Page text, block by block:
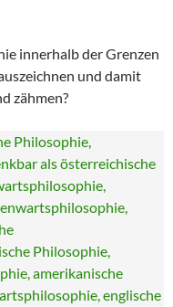
innerhalb der Grenzen
und damit
zähmen?
Philosophie,
als österreichische
Philosophie,
amerikanische
englische